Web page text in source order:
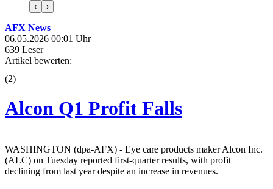
‹ ›
AFX News
06.05.2026 00:01 Uhr
639 Leser
Artikel bewerten:
(2)
Alcon Q1 Profit Falls
WASHINGTON (dpa-AFX) - Eye care products maker Alcon Inc.
(ALC) on Tuesday reported first-quarter results, with profit
declining from last year despite an increase in revenues.